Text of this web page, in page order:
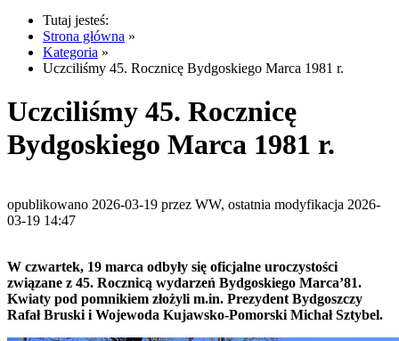
Tutaj jesteś:
Strona główna »
Kategoria »
Uczciliśmy 45. Rocznicę Bydgoskiego Marca 1981 r.
Uczciliśmy 45. Rocznicę
Bydgoskiego Marca 1981 r.
opublikowano 2026-03-19 przez WW, ostatnia modyfikacja 2026-
03-19 14:47
W czwartek, 19 marca odbyły się oficjalne uroczystości
związane z 45. Rocznicą wydarzeń Bydgoskiego Marca’81.
Kwiaty pod pomnikiem złożyli m.in. Prezydent Bydgoszczy
Rafał Bruski i Wojewoda Kujawsko-Pomorski Michał Sztybel.